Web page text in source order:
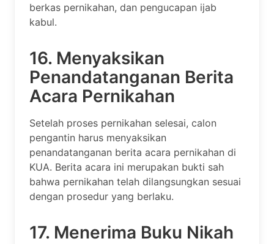
berkas pernikahan, dan pengucapan ijab
kabul.
16. Menyaksikan
Penandatanganan Berita
Acara Pernikahan
Setelah proses pernikahan selesai, calon
pengantin harus menyaksikan
penandatanganan berita acara pernikahan di
KUA. Berita acara ini merupakan bukti sah
bahwa pernikahan telah dilangsungkan sesuai
dengan prosedur yang berlaku.
17. Menerima Buku Nikah